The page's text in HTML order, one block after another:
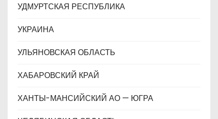
УДМУРТСКАЯ РЕСПУБЛИКА
УКРАИНА
УЛЬЯНОВСКАЯ ОБЛАСТЬ
ХАБАРОВСКИЙ КРАЙ
ХАНТЫ-МАНСИЙСКИЙ АО — ЮГРА